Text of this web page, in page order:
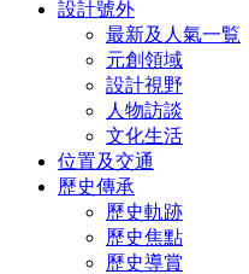
設計號外
最新及人氣一覧
元創領域
設計視野
人物訪談
文化生活
位置及交通
歷史傳承
歷史軌跡
歷史焦點
歷史導賞